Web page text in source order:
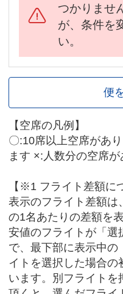
つかりませ
が、条件を
い。
便
【空席の凡例】
〇:10席以上空席があ
ます ×:人数分の空席
【※1 フライト差額に
表示のフライト差額は
の1名あたりの差額を
安値のフライトが「選
で、最下部に表示中の
イトを選択した場合の
います。別フライトを